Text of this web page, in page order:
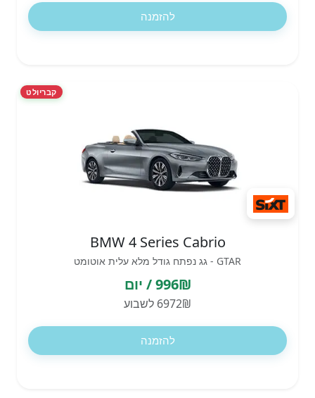
להזמנה
קבריולט
BMW 4 Series Cabrio
GTAR - גג נפתח גודל מלא עלית אוטומט
996₪ / יום
6972₪ לשבוע
להזמנה